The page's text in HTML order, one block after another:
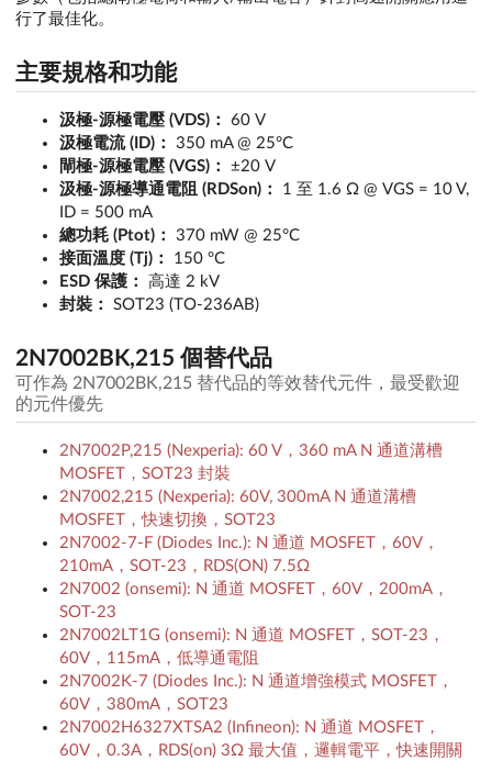
行了最佳化。
主要規格和功能
汲極-源極電壓 (VDS)：
60 V
汲極電流 (ID)：
350 mA @ 25°C
閘極-源極電壓 (VGS)：
±20 V
汲極-源極導通電阻 (RDSon)：
1 至 1.6 Ω @ VGS = 10 V,
ID = 500 mA
總功耗 (Ptot)：
370 mW @ 25°C
接面溫度 (Tj)：
150 °C
ESD 保護：
高達 2 kV
封裝：
SOT23 (TO-236AB)
2N7002BK,215 個替代品
可作為 2N7002BK,215 替代品的等效替代元件，最受歡迎
的元件優先
2N7002P,215 (Nexperia): 60 V，360 mA N 通道溝槽
MOSFET，SOT23 封裝
2N7002,215 (Nexperia): 60V, 300mA N 通道溝槽
MOSFET，快速切換，SOT23
2N7002-7-F (Diodes Inc.): N 通道 MOSFET，60V，
210mA，SOT-23，RDS(ON) 7.5Ω
2N7002 (onsemi): N 通道 MOSFET，60V，200mA，
SOT-23
2N7002LT1G (onsemi): N 通道 MOSFET，SOT-23，
60V，115mA，低導通電阻
2N7002K-7 (Diodes Inc.): N 通道增強模式 MOSFET，
60V，380mA，SOT23
2N7002H6327XTSA2 (Infineon): N 通道 MOSFET，
60V，0.3A，RDS(on) 3Ω 最大值，邏輯電平，快速開關